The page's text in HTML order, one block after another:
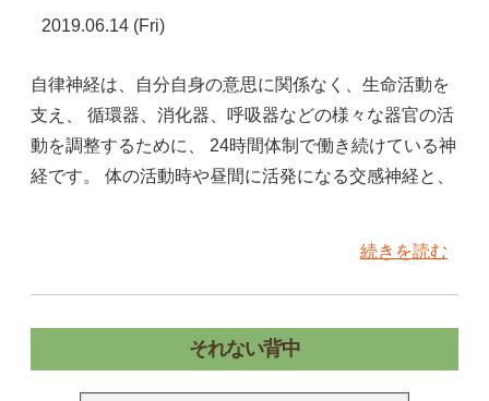
2019.06.14 (Fri)
自律神経は、自分自身の意思に関係なく、生命活動を
支え、 循環器、消化器、呼吸器などの様々な器官の活
動を調整するために、 24時間体制で働き続けている神
経です。 体の活動時や昼間に活発になる交感神経と、
続きを読む
それない背中